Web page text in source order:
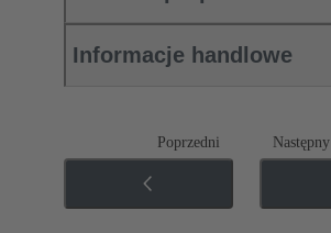
Informacje handlowe
Poprzedni Następny